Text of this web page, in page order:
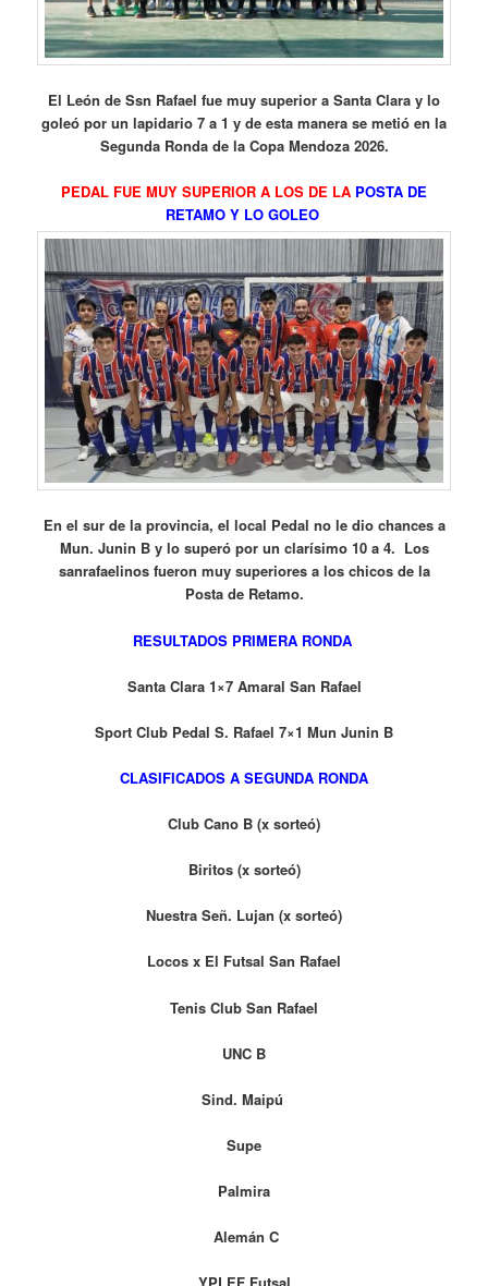
El León de Ssn Rafael fue muy superior a Santa Clara y lo
goleó por un lapidario 7 a 1 y de esta manera se metió en la
Segunda Ronda de la Copa Mendoza 2026.
PEDAL FUE MUY SUPERIOR A LOS DE LA POSTA DE
RETAMO Y LO GOLEO
En el sur de la provincia, el local Pedal no le dio chances a
Mun. Junin B y lo superó por un clarísimo 10 a 4. Los
sanrafaelinos fueron muy superiores a los chicos de la
Posta de Retamo.
RESULTADOS PRIMERA RONDA
Santa Clara 1×7 Amaral San Rafael
Sport Club Pedal S. Rafael 7×1 Mun Junin B
CLASIFICADOS A SEGUNDA RONDA
Club Cano B (x sorteó)
Biritos (x sorteó)
Nuestra Señ. Lujan (x sorteó)
Locos x El Futsal San Rafael
Tenis Club San Rafael
UNC B
Sind. Maipú
Supe
Palmira
Alemán C